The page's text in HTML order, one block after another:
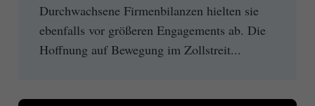
Durchwachsene Firmenbilanzen hielten sie
ebenfalls vor größeren Engagements ab. Die
Hoffnung auf Bewegung im Zollstreit...